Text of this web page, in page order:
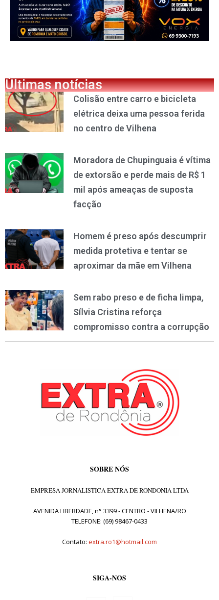
Últimas notícias
Colisão entre carro e bicicleta
elétrica deixa uma pessoa ferida
no centro de Vilhena
Moradora de Chupinguaia é vítima
de extorsão e perde mais de R$ 1
mil após ameaças de suposta
facção
Homem é preso após descumprir
medida protetiva e tentar se
aproximar da mãe em Vilhena
Sem rabo preso e de ficha limpa,
Sílvia Cristina reforça
compromisso contra a corrupção
SOBRE NÓS
EMPRESA JORNALISTICA EXTRA DE RONDONIA LTDA
AVENIDA LIBERDADE, n° 3399 - CENTRO - VILHENA/RO
TELEFONE: (69) 98467-0433
Contato: extra.ro1@hotmail.com
SIGA-NOS